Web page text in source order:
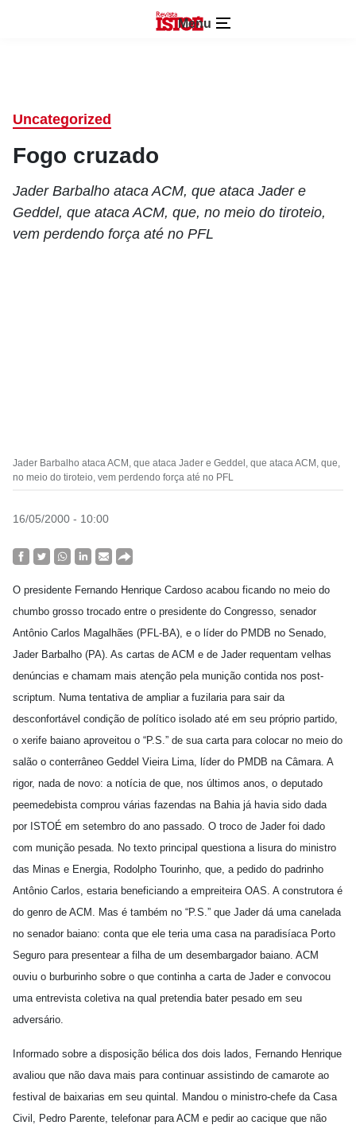
Menu
Uncategorized
Fogo cruzado
Jader Barbalho ataca ACM, que ataca Jader e
Geddel, que ataca ACM, que, no meio do tiroteio,
vem perdendo força até no PFL
Jader Barbalho ataca ACM, que ataca Jader e Geddel, que ataca ACM, que,
no meio do tiroteio, vem perdendo força até no PFL
16/05/2000 - 10:00
O presidente Fernando Henrique Cardoso acabou ficando no meio do
chumbo grosso trocado entre o presidente do Congresso, senador
Antônio Carlos Magalhães (PFL-BA), e o líder do PMDB no Senado,
Jader Barbalho (PA). As cartas de ACM e de Jader requentam velhas
denúncias e chamam mais atenção pela munição contida nos post-
scriptum. Numa tentativa de ampliar a fuzilaria para sair da
desconfortável condição de político isolado até em seu próprio partido,
o xerife baiano aproveitou o “P.S.” de sua carta para colocar no meio do
salão o conterrâneo Geddel Vieira Lima, líder do PMDB na Câmara. A
rigor, nada de novo: a notícia de que, nos últimos anos, o deputado
peemedebista comprou várias fazendas na Bahia já havia sido dada
por ISTOÉ em setembro do ano passado. O troco de Jader foi dado
com munição pesada. No texto principal questiona a lisura do ministro
das Minas e Energia, Rodolpho Tourinho, que, a pedido do padrinho
Antônio Carlos, estaria beneficiando a empreiteira OAS. A construtora é
do genro de ACM. Mas é também no “P.S.” que Jader dá uma canelada
no senador baiano: conta que ele teria uma casa na paradisíaca Porto
Seguro para presentear a filha de um desembargador baiano. ACM
ouviu o burburinho sobre o que continha a carta de Jader e convocou
uma entrevista coletiva na qual pretendia bater pesado em seu
adversário.
Informado sobre a disposição bélica dos dois lados, Fernando Henrique
avaliou que não dava mais para continuar assistindo de camarote ao
festival de baixarias em seu quintal. Mandou o ministro-chefe da Casa
Civil, Pedro Parente, telefonar para ACM e pedir ao cacique que não